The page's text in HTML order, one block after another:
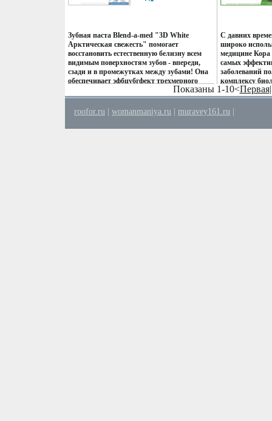
Зубная паста Blend-a-med "3D White
Арктическая свежесть" помогает
восстановить естественную белизну всем
видимым поверхностям зубов - впереди,
сзади и в промежутках между зубами! Она
обеспечивает эфбцубгфект трехмерного
отбеливания, а также дарит ощущение
арктической свежести Характеристики:
Объем: 100 мл Производитель: Германия
Изготовитель: Россия Товар
длительную
для
укреплению
развитие
действием
Мята -
С давних
широко
медицине Кора
самых
заболеваний
комплексу
паста Blend-
Показаны 1-10<Первая
roofor.ru womanmaniya.ru muravey161.ru